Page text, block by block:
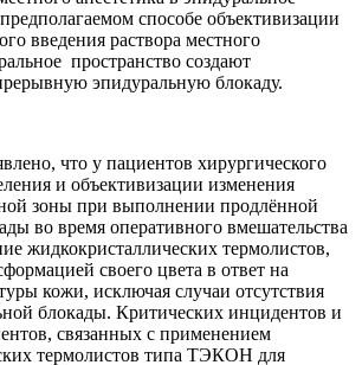
способе объективизации
введения раствора местного
пространство создают
эпидуральную блокаду.
что у пациентов хирургического
и объективизации изменения
зоны при выполнении продлённой
во время оперативного вмешательства
жидкокристаллических термолистов,
своего цвета в ответ на
кожи, исключая случаи отсутствия
блокады. Критических инцидентов и
связанных с применением
термолистов типа ТЭКОН для